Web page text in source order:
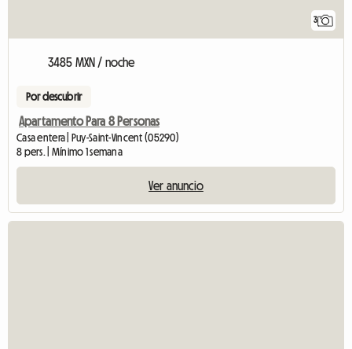
3
3485 MXN / noche
Por descubrir
Apartamento Para 8 Personas
Casa entera | Puy-Saint-Vincent (05290)
8 pers. | Mínimo 1 semana
Ver anuncio